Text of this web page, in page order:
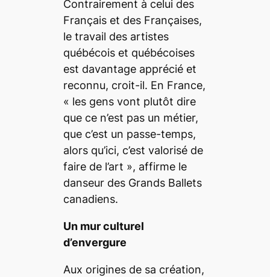
Contrairement à celui des
Français et des Françaises,
le travail des artistes
québécois et québécoises
est davantage apprécié et
reconnu, croit-il. En France,
« les gens vont plutôt dire
que ce n’est pas un métier,
que c’est un passe-temps,
alors qu’ici, c’est valorisé de
faire de l’art », affirme le
danseur des Grands Ballets
canadiens.
Un mur culturel
d’envergure
Aux origines de sa création,